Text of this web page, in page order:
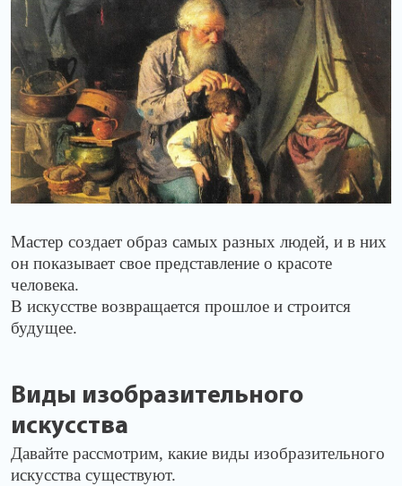
Мастер создает образ самых разных людей, и в них
он показывает свое представление о красоте
человека.
В искусстве возвращается прошлое и строится
будущее.
Виды изобразительного
искусства
Давайте рассмотрим, какие виды изобразительного
искусства существуют.